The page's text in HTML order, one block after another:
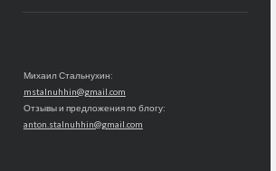
Михаил Стальнухин:
mstalnuhhin@gmail.com
Отзывы и предложения по блогу:
anton.stalnuhhin@gmail.com